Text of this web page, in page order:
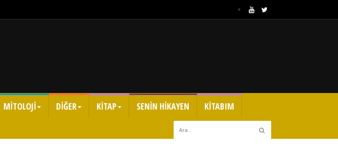
MİTOLOJİ DİĞER KİTAP SENİN HİKAYEN KİTABIM